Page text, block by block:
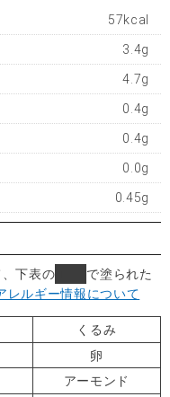
57kcal
3.4g
4.7g
0.4g
0.4g
0.0g
0.45g
下表の
で塗られた
レルギー情報について
くるみ
卵
アーモンド